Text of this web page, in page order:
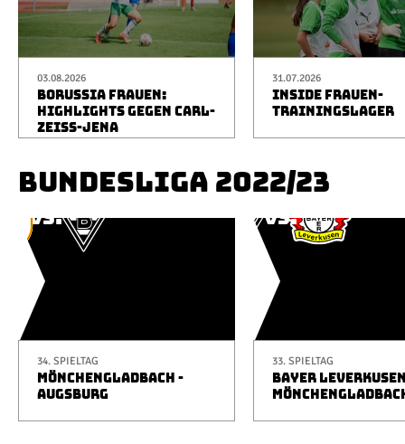
03.08.2026
BORUSSIA FRAUEN:
HIGHLIGHTS GEGEN CARL-
ZEISS-JENA
31.07.2026
INSIDE FRAUEN-
TRAININGSLAGER
BUNDESLIGA 2022/23
34. SPIELTAG
MÖNCHENGLADBACH -
AUGSBURG
33. SPIELTAG
BAYER